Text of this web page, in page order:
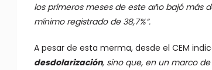
los primeros meses de este año bajó más
mínimo registrado de 38,7%”.
A pesar de esta merma, desde el CEM
desdolarización, sino que, en un marco